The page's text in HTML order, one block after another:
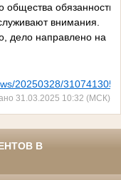
общества обязанности
внимания.
дело направлено на
20250328/
31.03.2025 10:32 (МСК)
В